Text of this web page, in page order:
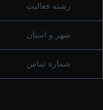
رشته فعالیت
شهر و استان
شماره تماس